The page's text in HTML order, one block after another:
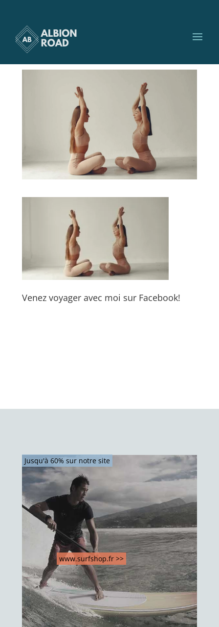
yoga
par
Venez voyager avec moi sur Facebook!
www.surfshop.fr >>
Jusqu'à 60% sur notre site